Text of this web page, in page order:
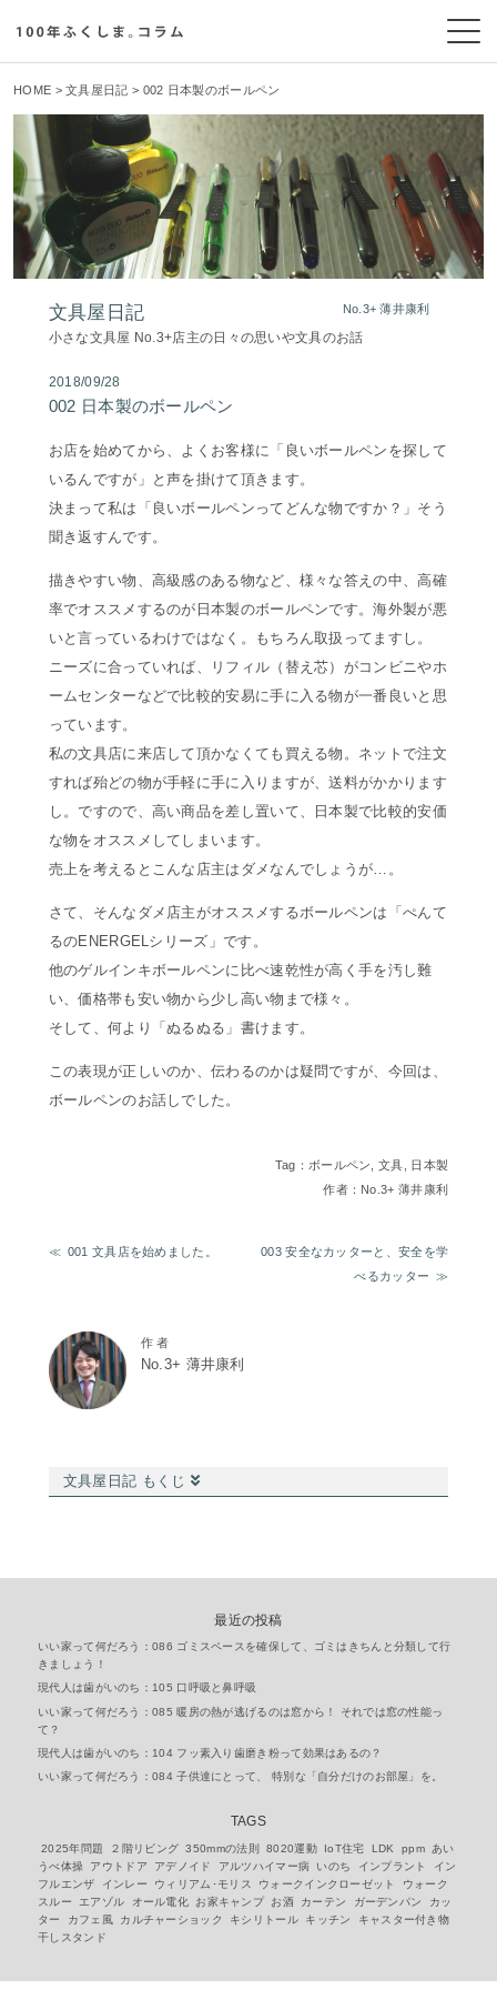
HOME >文具屋日記 > 002 日本製のボールペン
文具屋日記 No.3+ 薄井康利
小さな文具屋 No.3+店主の日々の思いや文具のお話
2018/09/28
002 日本製のボールペン
お店を始めてから、よくお客様に「良いボールペンを探して
いるんですが」と声を掛けて頂きます。
決まって私は「良いボールペンってどんな物ですか？」そう
聞き返すんです。
描きやすい物、高級感のある物など、様々な答えの中、高確
率でオススメするのが日本製のボールペンです。海外製が悪
いと言っているわけではなく。もちろん取扱ってますし。
ニーズに合っていれば、リフィル（替え芯）がコンビニやホ
ームセンターなどで比較的安易に手に入る物が一番良いと思
っています。
私の文具店に来店して頂かなくても買える物。ネットで注文
すれば殆どの物が手軽に手に入りますが、送料がかかります
し。ですので、高い商品を差し置いて、日本製で比較的安価
な物をオススメしてしまいます。
売上を考えるとこんな店主はダメなんでしょうが…。
さて、そんなダメ店主がオススメするボールペンは「ぺんて
るのENERGELシリーズ」です。
他のゲルインキボールペンに比べ速乾性が高く手を汚し難
い、価格帯も安い物から少し高い物まで様々。
そして、何より「ぬるぬる」書けます。
この表現が正しいのか、伝わるのかは疑問ですが、今回は、
ボールペンのお話しでした。
Tag： ボールペン ,文具
日本製
作者：No.3+ 薄井康利
001 文具店を始めました。
003 安全なカッターと、安全を学
べるカッター
作 者
No.3+ 薄井康利
文具屋日記 もくじ
最近の投稿
いい家って何だろう：086 ゴミスペースを確保して、ゴミはきちんと分類して行
きましょう！
現代人は歯がいのち：105 口呼吸と鼻呼吸
いい家って何だろう：085 暖房の熱が逃げるのは窓から！ それでは窓の性能っ
て？
現代人は歯がいのち：104 フッ素入り歯磨き粉って効果はあるの？
いい家って何だろう：084 子供達にとって、 特別な「自分だけのお部屋」を。
TAGS
2025年問題 ２階リビング 350mmの法則 8020運動 IoT住宅 LDK ppm
あい
うべ体操
アウトドア アデノイド アルツハイマー病 いのち インプラント
イン
フルエンザ
インレー ウィリアム･モリス ウォークインクローゼット
ウォーク
スルー
エアゾル オール電化 お家キャンプ お酒 カーテン ガーデンパン
カッ
ター
カフェ風 カルチャーショック キシリトール キッチン
キャスター付き物
干しスタンド